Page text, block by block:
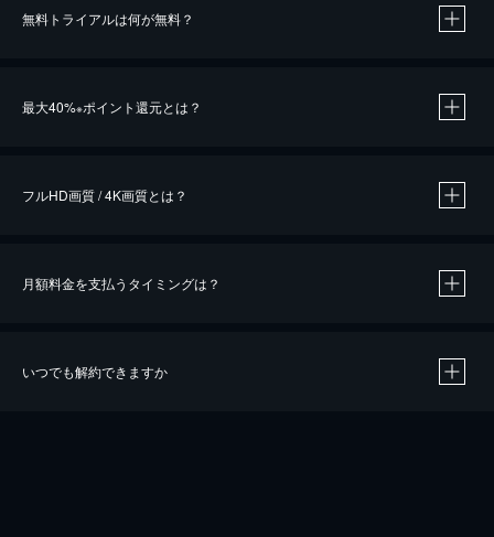
無料トライアルは何が無料？
最大40%※ポイント還元とは？
※40％ポイント還元の対象は、クレジットカード決済による作品の購入 / レンタルです。
フルHD画質 / 4K画質とは？
月額料金を支払うタイミングは？
いつでも解約できますか